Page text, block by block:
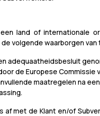
land of internationale
volgende waarborgen van
adequaatheidsbesluit
de Europese
maatregelen na
af met de Klant en/of